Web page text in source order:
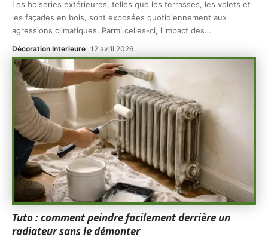
Les boiseries extérieures, telles que les terrasses, les volets et
les façades en bois, sont exposées quotidiennement aux
agressions climatiques. Parmi celles-ci, l'impact des…
Décoration Interieure 12 avril 2026
Tuto : comment peindre facilement derrière un
radiateur sans le démonter